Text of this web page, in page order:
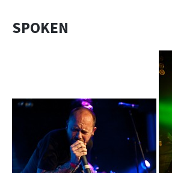
SPOKEN